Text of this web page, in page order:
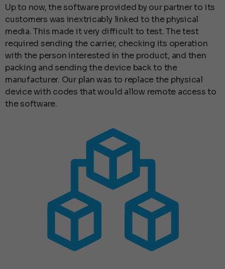
Up to now, the software provided by our partner to its
customers was inextricably linked to the physical
media. This made it very difficult to test. The test
required sending the carrier, checking its operation
with the person interested in the product, and then
packing and sending the device back to the
manufacturer. Our plan was to replace the physical
device with codes that would allow remote access to
the software.